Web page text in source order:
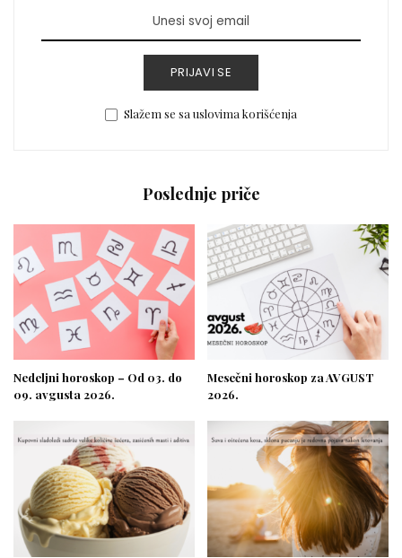
PRIJAVI SE
Slažem se sa uslovima korišćenja
Poslednje priče
Nedeljni horoskop – Od 03. do
09. avgusta 2026.
Mesečni horoskop za AVGUST
2026.